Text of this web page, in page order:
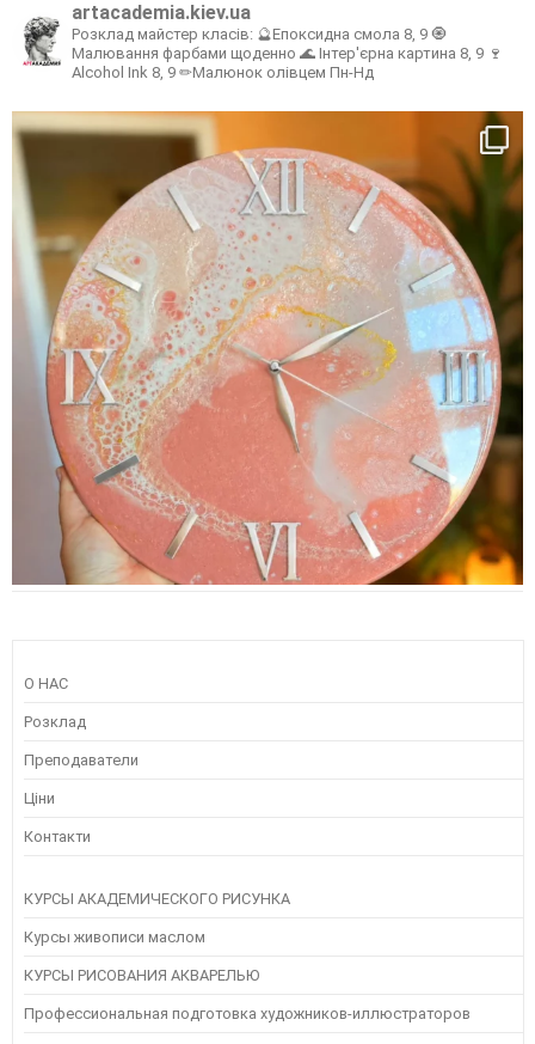
artacademia.kiev.ua
Розклад майстер класів: 🔮Епоксидна смола 8, 9 🧿
Малювання фарбами щоденно 🌊 Інтер'єрна картина 8, 9 🍷
Alcohol Ink 8, 9 ✏Малюнок олівцем Пн-Нд
О НАС
Розклад
Преподаватели
Ціни
Контакти
КУРСЫ АКАДЕМИЧЕСКОГО РИСУНКА
Курсы живописи маслом
КУРСЫ РИСОВАНИЯ АКВАРЕЛЬЮ
Профессиональная подготовка художников-иллюстраторов